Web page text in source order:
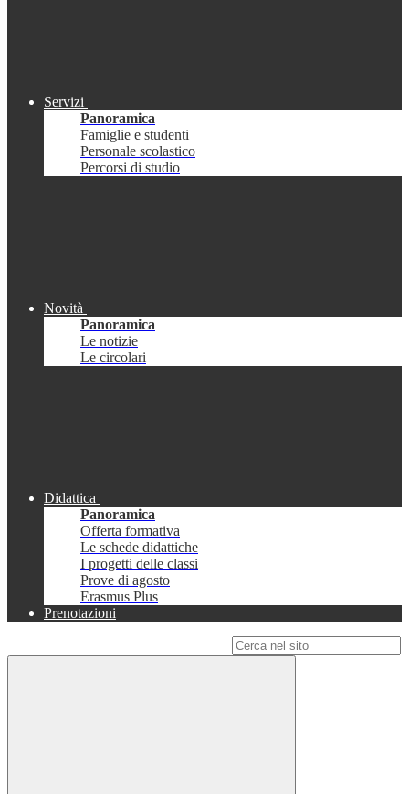
Servizi
Panoramica
Famiglie e studenti
Personale scolastico
Percorsi di studio
Novità
Panoramica
Le notizie
Le circolari
Didattica
Panoramica
Offerta formativa
Le schede didattiche
I progetti delle classi
Prove di agosto
Erasmus Plus
Prenotazioni